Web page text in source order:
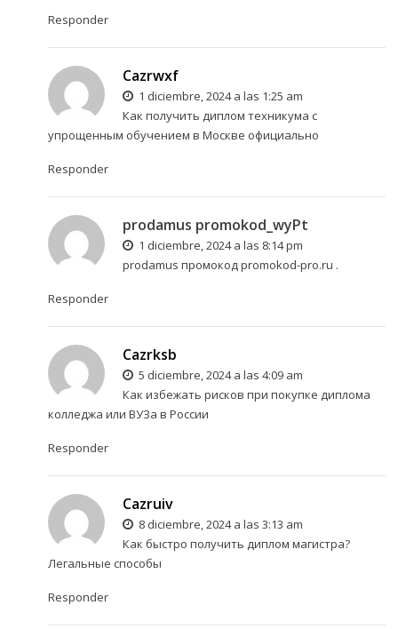
Responder
Cazrwxf
1 diciembre, 2024 a las 1:25 am
Как получить диплом техникума с
упрощенным обучением в Москве официально
Responder
prodamus promokod_wyPt
1 diciembre, 2024 a las 8:14 pm
prodamus промокод promokod-pro.ru .
Responder
Cazrksb
5 diciembre, 2024 a las 4:09 am
Как избежать рисков при покупке диплома
колледжа или ВУЗа в России
Responder
Cazruiv
8 diciembre, 2024 a las 3:13 am
Как быстро получить диплом магистра?
Легальные способы
Responder